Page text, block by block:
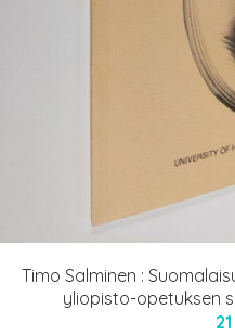
Timo Salminen :
yliopisto-opetuksen